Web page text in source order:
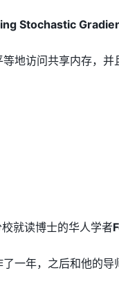
Stochastic
地访问共享内存，
就读博士的华人学者
一年，之后和他的